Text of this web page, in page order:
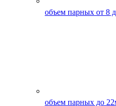
объем парных от 8
объем парных до